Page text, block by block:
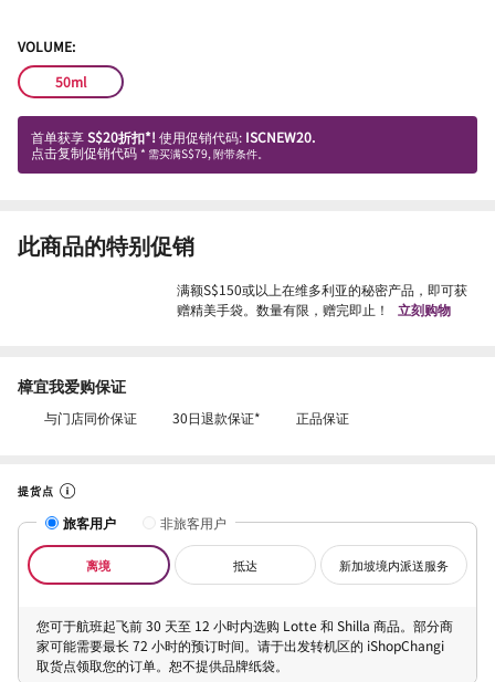
VOLUME:
50ml
首单获享S$20折扣*! 使用促销代码: ISCNEW20.
点击复制促销代码 * 需买满S$79, 附带条件。
此商品的特别促销
满额S$150或以上在维多利亚的秘密产品，即可获
赠精美手袋。数量有限，赠完即止！
立刻购物
樟宜我爱购保证
与门店同价保证 30日退款保证* 正品保证
提货点
旅客用户 非旅客用户
离境 抵达 新加坡境内派送服务
您可于航班起飞前 30 天至 12 小时内选购 Lotte 和 Shilla 商品。部分商
家可能需要最长 72 小时的预订时间。请于出发转机区的 iShopChangi
取货点领取您的订单。恕不提供品牌纸袋。